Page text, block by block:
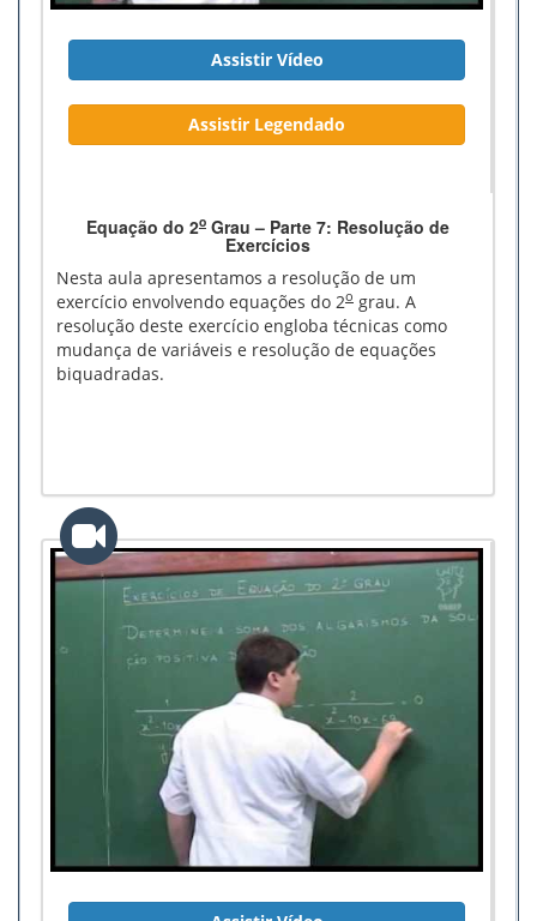
Assistir Vídeo
Assistir Legendado
Equação do 2o Grau – Parte 7: Resolução de
Exercícios
Nesta aula apresentamos a resolução de um
exercício envolvendo equações do 2o grau. A
resolução deste exercício engloba técnicas como
mudança de variáveis e resolução de equações
biquadradas.